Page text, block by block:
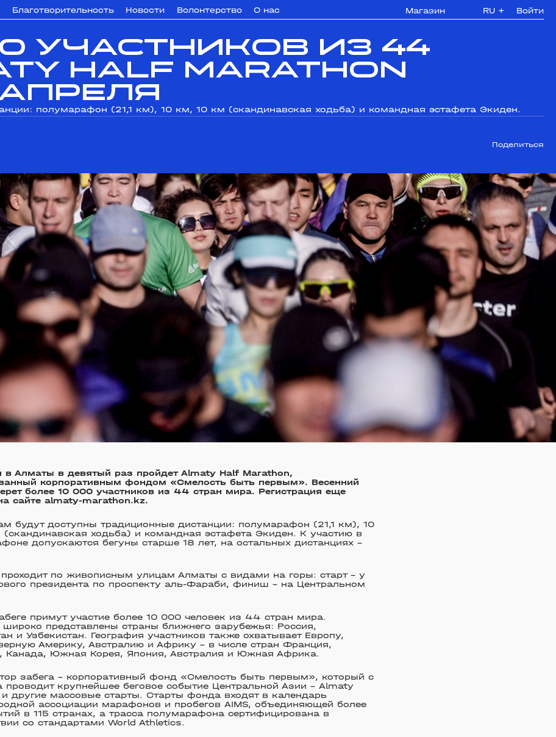
Благотворительность Новости Волонтерство О нас Магазин RU + Войти
участников из 44
Half Marathon
полумарафон (21,1 км), 10 км, 10 км (скандинавская ходьба) и командная эстафета Экиден.
Поделиться
в Алматы в девятый раз пройдет Almaty Half Marathon,
корпоративным фондом «Смелость быть первым». Весенний
более 10 000 участников из 44 стран мира. Регистрация еще
сайте almaty-marathon.kz.
будут доступны традиционные дистанции: полумарафон (21,1 км), 10
ходьба) и командная эстафета Экиден. К участию в
допускаются бегуны старше 18 лет, на остальных дистанциях –
по живописным улицам Алматы с видами на горы: старт – у
президента по проспекту аль-Фараби, финиш – на Центральном
примут участие более 10 000 человек из 44 стран мира.
широко представлены страны ближнего зарубежья: Россия,
и Узбекистан. География участников также охватывает Европу,
Америку, Австралию и Африку – в числе стран Франция,
Канада, Южная Корея, Япония, Австралия и Южная Африка.
забега – корпоративный фонд «Смелость быть первым», который с
проводит крупнейшее беговое событие Центральной Азии – Almaty
другие массовые старты. Старты фонда входят в календарь
ассоциации марафонов и пробегов AIMS, объединяющей более
в 115 странах, а трасса полумарафона сертифицирована в
со стандартами World Athletics.